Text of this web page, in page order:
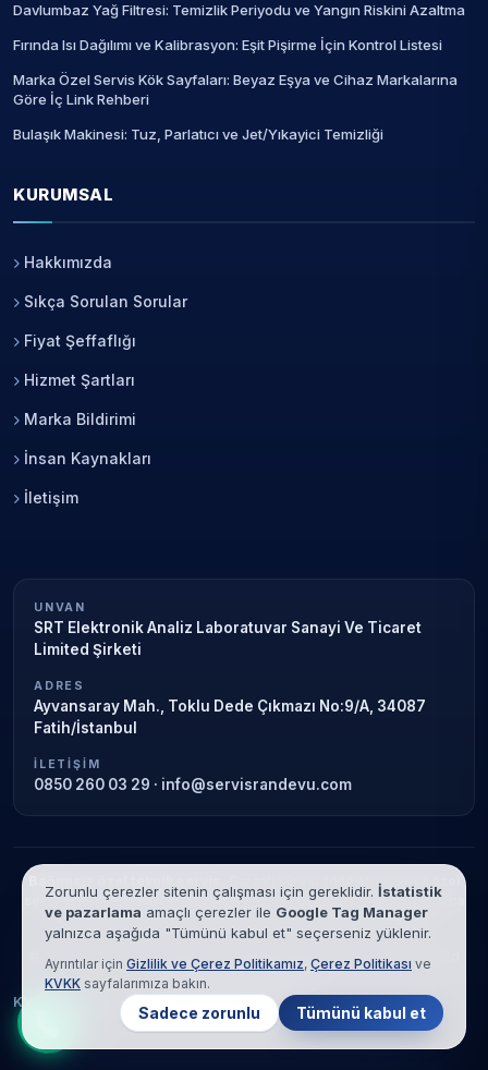
Davlumbaz Yağ Filtresi: Temizlik Periyodu ve Yangın Riskini Azaltma
Fırında Isı Dağılımı ve Kalibrasyon: Eşit Pişirme İçin Kontrol Listesi
Marka Özel Servis Kök Sayfaları: Beyaz Eşya ve Cihaz Markalarına
Göre İç Link Rehberi
Bulaşık Makinesi: Tuz, Parlatıcı ve Jet/Yıkayici Temizliği
KURUMSAL
Hakkımızda
Sıkça Sorulan Sorular
Fiyat Şeffaflığı
Hizmet Şartları
Marka Bildirimi
İnsan Kaynakları
İletişim
UNVAN
SRT Elektronik Analiz Laboratuvar Sanayi Ve Ticaret
Limited Şirketi
ADRES
Ayvansaray Mah., Toklu Dede Çıkmazı No:9/A, 34087
Fatih/İstanbul
İLETIŞIM
0850 260 03 29 · info@servisrandevu.com
Garanti süresi sona ermiş veya özel
servis kapsamındaki cihazlar için hizmet verilir. Marka adları yalnızca
tanımlama amaçlıdır; yetkili servis ilişkisi bulunmamaktadır.
© 2026 SRT Elektronik Analiz Laboratuvar Sanayi Ve Ticaret Limited
Şirketi. Tüm hakları saklıdır.
KVKK
Çerez Politikası Hizmet Şartları
Zorunlu çerezler sitenin çalışması için gereklidir. İstatistik
ve pazarlama amaçlı çerezler ile Google Tag Manager
yalnızca aşağıda "Tümünü kabul et" seçerseniz yüklenir.
Ayrıntılar için Gizlilik ve Çerez Politikamız, Çerez Politikası ve
KVKK sayfalarımıza bakın.
Sadece zorunlu Tümünü kabul et